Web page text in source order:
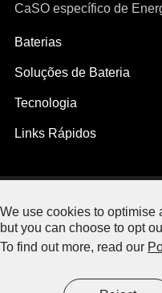
CaSO específico de
Baterias
Soluções de Bateria
Tecnologia
Links Rápidos
Co.,LTD.
Sitemap. |
We use cookies to optimise
but you can choose to opt
To find out more, read our